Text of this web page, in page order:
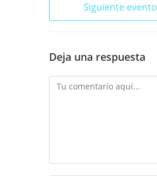
Siguiente evento
Deja una respuesta
Comentario